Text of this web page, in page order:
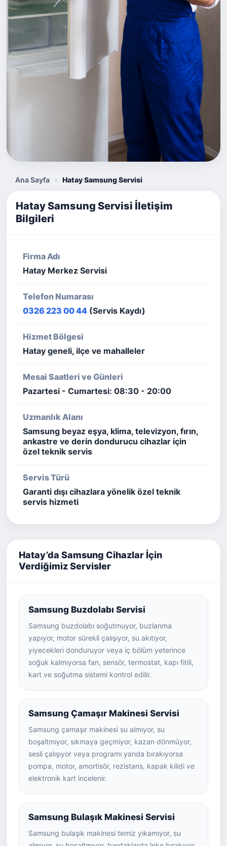
Ana Sayfa › Hatay Samsung Servisi
Hatay Samsung Servisi İletişim
Bilgileri
Firma Adı
Hatay Merkez Servisi
Telefon Numarası
0326 223 00 44 (Servis Kaydı)
Hizmet Bölgesi
Hatay geneli, ilçe ve mahalleler
Mesai Saatleri ve Günleri
Pazartesi - Cumartesi: 08:30 - 20:00
Uzmanlık Alanı
Samsung beyaz eşya, klima, televizyon, fırın,
ankastre ve derin dondurucu cihazlar için
özel teknik servis
Servis Türü
Garanti dışı cihazlara yönelik özel teknik
servis hizmeti
Hatay’da Samsung Cihazlar İçin
Verdiğimiz Servisler
Samsung Buzdolabı Servisi
Samsung buzdolabı soğutmuyor, buzlanma
yapıyor, motor sürekli çalışıyor, su akıtıyor,
yiyecekleri donduruyor veya iç bölüm yeterince
soğuk kalmıyorsa fan, sensör, termostat, kapı fitili,
kart ve soğutma sistemi kontrol edilir.
Samsung Çamaşır Makinesi Servisi
Samsung çamaşır makinesi su almıyor, su
boşaltmıyor, sıkmaya geçmiyor, kazan dönmüyor,
sesli çalışıyor veya programı yarıda bırakıyorsa
pompa, motor, amortisör, rezistans, kapak kilidi ve
elektronik kart incelenir.
Samsung Bulaşık Makinesi Servisi
Samsung bulaşık makinesi temiz yıkamıyor, su